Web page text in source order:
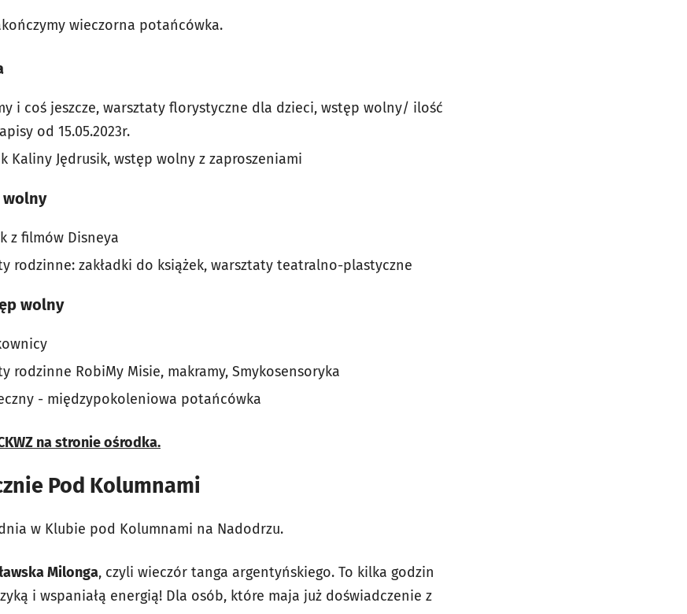
wieczorna potańcówka.
i coś jeszcze, warsztaty florystyczne dla dzieci, wstęp wolny/ ilość
od 15.05.2023r.
Kaliny Jędrusik, wstęp wolny z zaproszeniami
wolny
z filmów Disneya
rodzinne: zakładki do książek, warsztaty teatralno-plastyczne
wolny
rodzinne RobiMy Misie, makramy, Smykosensoryka
- międzypokoleniowa potańcówka
na stronie ośrodka.
Pod Kolumnami
w Klubie pod Kolumnami na Nadodrzu.
Milonga, czyli wieczór tanga argentyńskiego. To kilka godzin
i wspaniałą energią! Dla osób, które maja już doświadczenie z